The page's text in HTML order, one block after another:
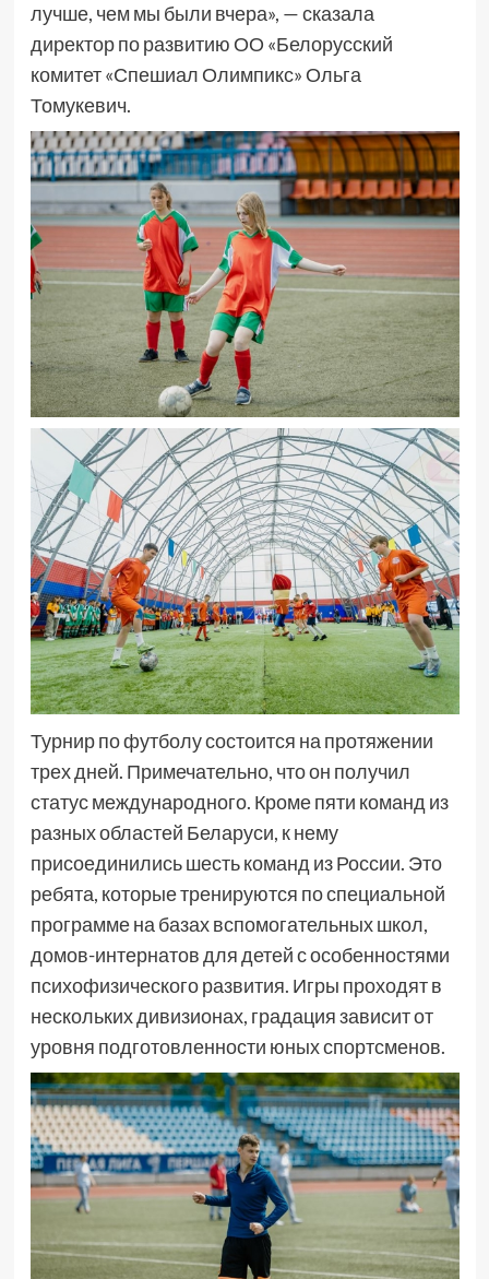
лучше, чем мы были вчера», — сказала
директор по развитию ОО «Белорусский
комитет «Спешиал Олимпикс» Ольга
Томукевич.
Турнир по футболу состоится на протяжении
трех дней. Примечательно, что он получил
статус международного. Кроме пяти команд из
разных областей Беларуси, к нему
присоединились шесть команд из России. Это
ребята, которые тренируются по специальной
программе на базах вспомогательных школ,
домов-интернатов для детей с особенностями
психофизического развития. Игры проходят в
нескольких дивизионах, градация зависит от
уровня подготовленности юных спортсменов.